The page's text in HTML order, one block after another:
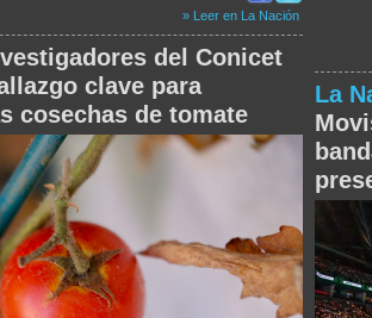
» Leer en La Nación
del Conicet
clave para
cosechas de tomate
La